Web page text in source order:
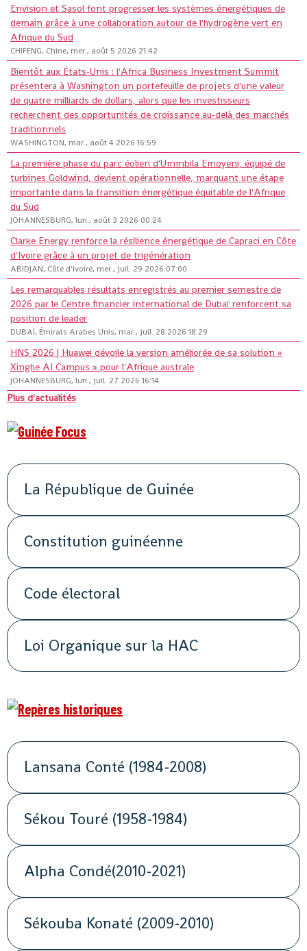
Envision et Sasol font progresser les systèmes énergétiques de
demain grâce à une collaboration autour de l'hydrogène vert en
Afrique du Sud
CHIFENG, Chine, mer., août 5 2026 21:42
Bientôt aux États-Unis : l'Africa Business Investment Summit
présentera à Washington un portefeuille de projets d'une valeur
de quatre milliards de dollars, alors que les investisseurs
recherchent des opportunités de croissance au-delà des marchés
traditionnels
WASHINGTON, mar., août 4 2026 16:59
La première phase du parc éolien d'Ummbila Emoyeni, équipé de
turbines Goldwind, devient opérationnelle, marquant une étape
importante dans la transition énergétique équitable de l'Afrique
du Sud
JOHANNESBURG, lun., août 3 2026 00:24
Clarke Energy renforce la résilience énergétique de Capraci en Côte
d'Ivoire grâce à un projet de trigénération
ABIDJAN, Côte d'Ivoire, mer., juil. 29 2026 07:00
Les remarquables résultats enregistrés au premier semestre de
2026 par le Centre financier international de Dubaï renforcent sa
position de leader
DUBAÏ, Émirats Arabes Unis, mar., juil. 28 2026 18:29
HNS 2026 | Huawei dévoile la version améliorée de sa solution «
Xinghe AI Campus » pour l'Afrique australe
JOHANNESBURG, lun., juil. 27 2026 16:14
Plus d'actualités
La République de Guinée
Constitution guinéenne
Code électoral
Loi Organique sur la HAC
Lansana Conté (1984-2008)
Sékou Touré (1958-1984)
Alpha Condé(2010-2021)
Sékouba Konaté (2009-2010)